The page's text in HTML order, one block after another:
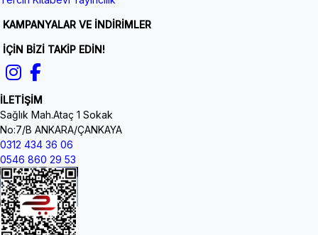
KAMPANYALAR VE İNDİRİMLER
İÇİN BİZİ TAKİP EDİN!
İLETİŞİM
Sağlık Mah.Ataç 1 Sokak
No:7/B ANKARA/ÇANKAYA
0312 434 36 06
0546 860 29 53